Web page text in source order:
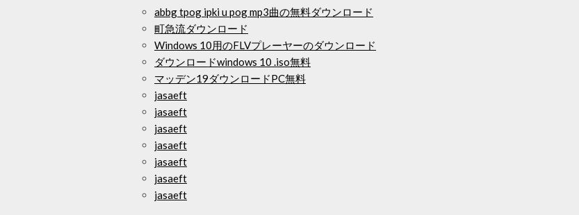
abbg tpog ipki u pog mp3曲の無料ダウンロード
町急流ダウンロード
Windows 10用のFLVプレーヤーのダウンロード
ダウンロードwindows 10 .iso無料
マッデン19ダウンロードPC無料
jasaeft
jasaeft
jasaeft
jasaeft
jasaeft
jasaeft
jasaeft